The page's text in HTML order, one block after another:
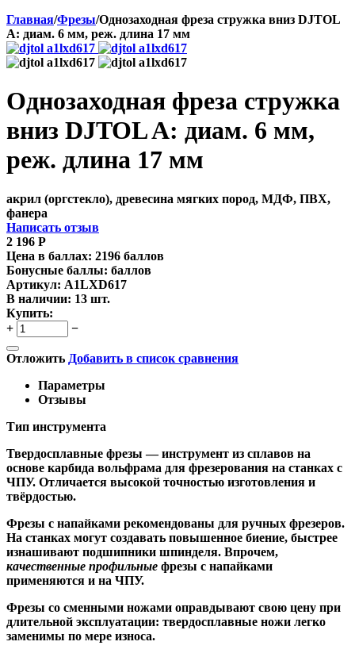
Главная/Фрезы/Однозаходная фреза стружка вниз DJTOL
A: диам. 6 мм, реж. длина 17 мм
Однозаходная фреза стружка
вниз DJTOL A: диам. 6 мм,
реж. длина 17 мм
акрил (оргстекло), древесина мягких пород, МДФ, ПВХ,
фанера
Написать отзыв
2 196 Р
Цена в баллах: 2196 баллов
Бонусные баллы: баллов
Артикул: A1LXD617
В наличии: 13 шт.
Купить:
+
−
Отложить Добавить в список сравнения
Параметры
Отзывы
Тип инструмента
Твердосплавные фрезы — инструмент из сплавов на
основе карбида вольфрама для фрезерования на станках с
ЧПУ. Отличается высокой точностью изготовления и
твёрдостью.
Фрезы с напайками рекомендованы для ручных фрезеров.
На станках могут создавать повышенное биение, быстрее
изнашивают подшипники шпинделя. Впрочем,
качественные профильные фрезы с напайками
применяются и на ЧПУ.
Фрезы со сменными ножами оправдывают свою цену при
длительной эксплуатации: твердосплавные ножи легко
заменимы по мере износа.